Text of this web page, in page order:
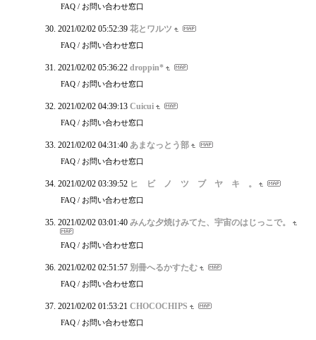
FAQ / お問い合わせ窓口
2021/02/02 05:52:39 花とワルツ
FAQ / お問い合わせ窓口
2021/02/02 05:36:22 droppin*
FAQ / お問い合わせ窓口
2021/02/02 04:39:13 Cuicui
FAQ / お問い合わせ窓口
2021/02/02 04:31:40 あまなっとう部
FAQ / お問い合わせ窓口
2021/02/02 03:39:52 ヒ ビ ノ ツ ブ ヤ キ 。
FAQ / お問い合わせ窓口
2021/02/02 03:01:40 みんな夕焼けみてた、宇宙のはじっこで。
FAQ / お問い合わせ窓口
2021/02/02 02:51:57 別冊へるかすたむ
FAQ / お問い合わせ窓口
2021/02/02 01:53:21 CHOCOCHIPS
FAQ / お問い合わせ窓口